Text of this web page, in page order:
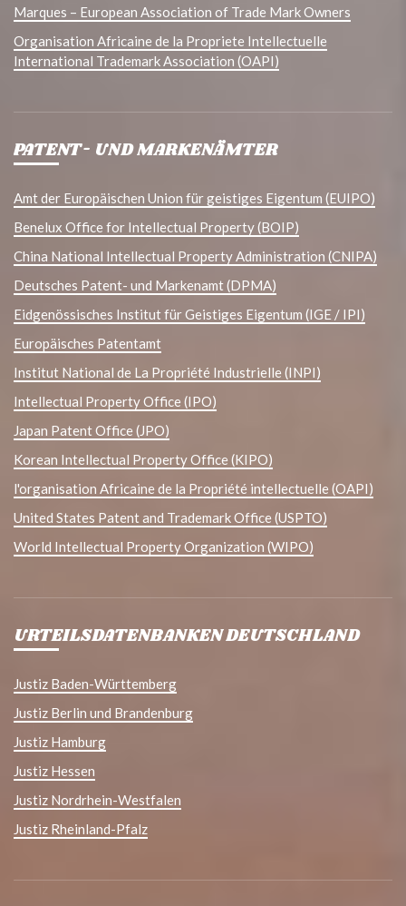
Marques – European Association of Trade Mark Owners
Organisation Africaine de la Propriete Intellectuelle
International Trademark Association (OAPI)
PATENT- UND MARKENÄMTER
Amt der Europäischen Union für geistiges Eigentum (EUIPO)
Benelux Office for Intellectual Property (BOIP)
China National Intellectual Property Administration (CNIPA)
Deutsches Patent- und Markenamt (DPMA)
Eidgenössisches Institut für Geistiges Eigentum (IGE / IPI)
Europäisches Patentamt
Institut National de La Propriété Industrielle (INPI)
Intellectual Property Office (IPO)
Japan Patent Office (JPO)
Korean Intellectual Property Office (KIPO)
l'organisation Africaine de la Propriété intellectuelle (OAPI)
United States Patent and Trademark Office (USPTO)
World Intellectual Property Organization (WIPO)
URTEILSDATENBANKEN DEUTSCHLAND
Justiz Baden-Württemberg
Justiz Berlin und Brandenburg
Justiz Hamburg
Justiz Hessen
Justiz Nordrhein-Westfalen
Justiz Rheinland-Pfalz